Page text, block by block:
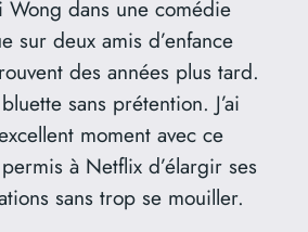
Wong dans une comédie
sur deux amis d’enfance
des années plus tard.
sans prétention. J’ai
moment avec ce
à Netflix d’élargir ses
sans trop se mouiller.